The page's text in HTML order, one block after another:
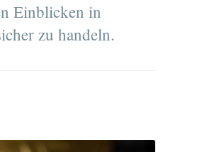
Einblicken in
zu handeln.